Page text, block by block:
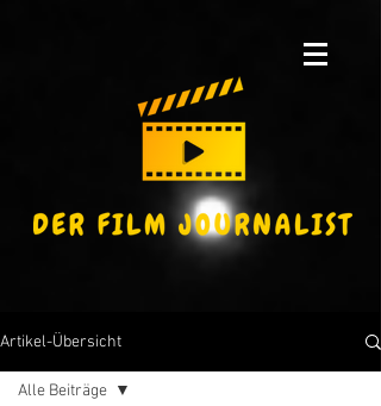
Artikel-Übersicht
Alle Beiträge